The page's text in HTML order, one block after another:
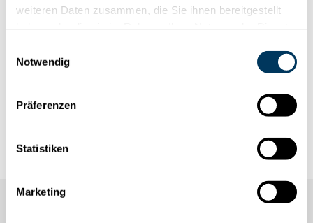
weiteren Daten zusammen, die Sie ihnen bereitgestellt
Notwendig
Präferenzen
Statistiken
Marketing
Erfrischend aktiv, alpin und ausdauernd - das
Natur begeistern und erleben Sie den
Klingenstock hautnah.
STOOS ERLEBNISSE AM KLINGENSTOCK